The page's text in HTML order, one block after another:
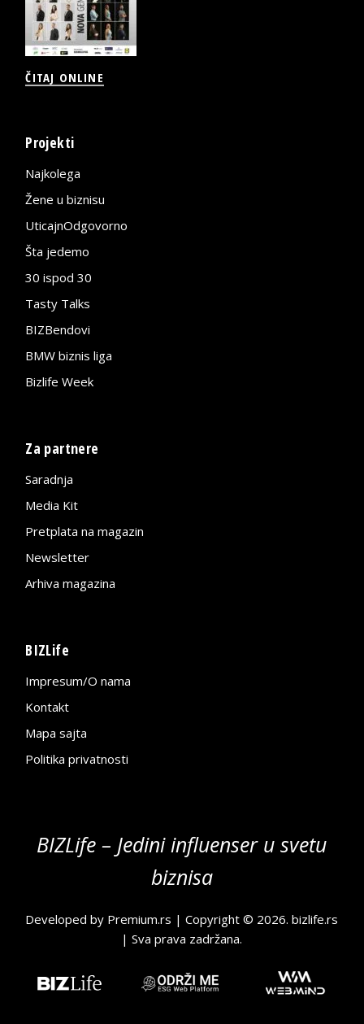
ČITAJ ONLINE
Projekti
Najkolega
Žene u biznisu
UticajnOdgovorno
Šta jedemo
30 ispod 30
Tasty Talks
BIZBendovi
BMW biznis liga
Bizlife Week
Za partnere
Saradnja
Media Kit
Pretplata na magazin
Newsletter
Arhiva magazina
BIZLife
Impresum/O nama
Kontakt
Mapa sajta
Politika privatnosti
BIZLife – Jedini influenser u svetu
biznisa
Developed by Premium.rs | Copyright © 2026.bizlife.rs
| Sva prava zadržana.